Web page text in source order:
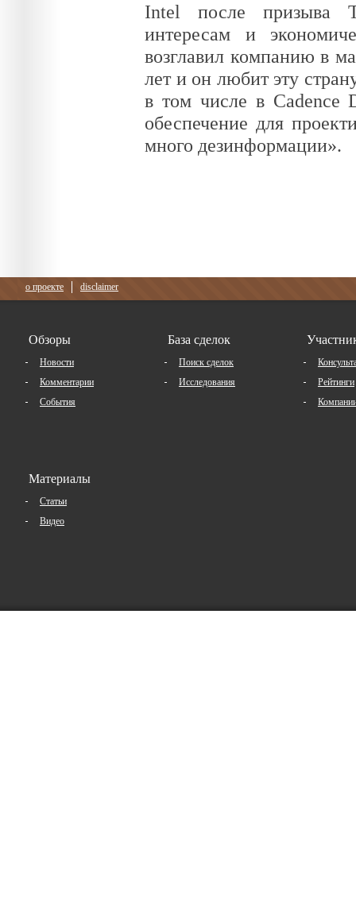
Intel после призыва
интересам и
возглавил компанию в
лет и он любит эту
в том числе в Cadence
обеспечение для
много дезинформации».
о проекте disclaimer
Обзоры
Новости
Комментарии
События
База сделок
Поиск сделок
Исследования
Рейтинги
Материалы
Статьи
Видео